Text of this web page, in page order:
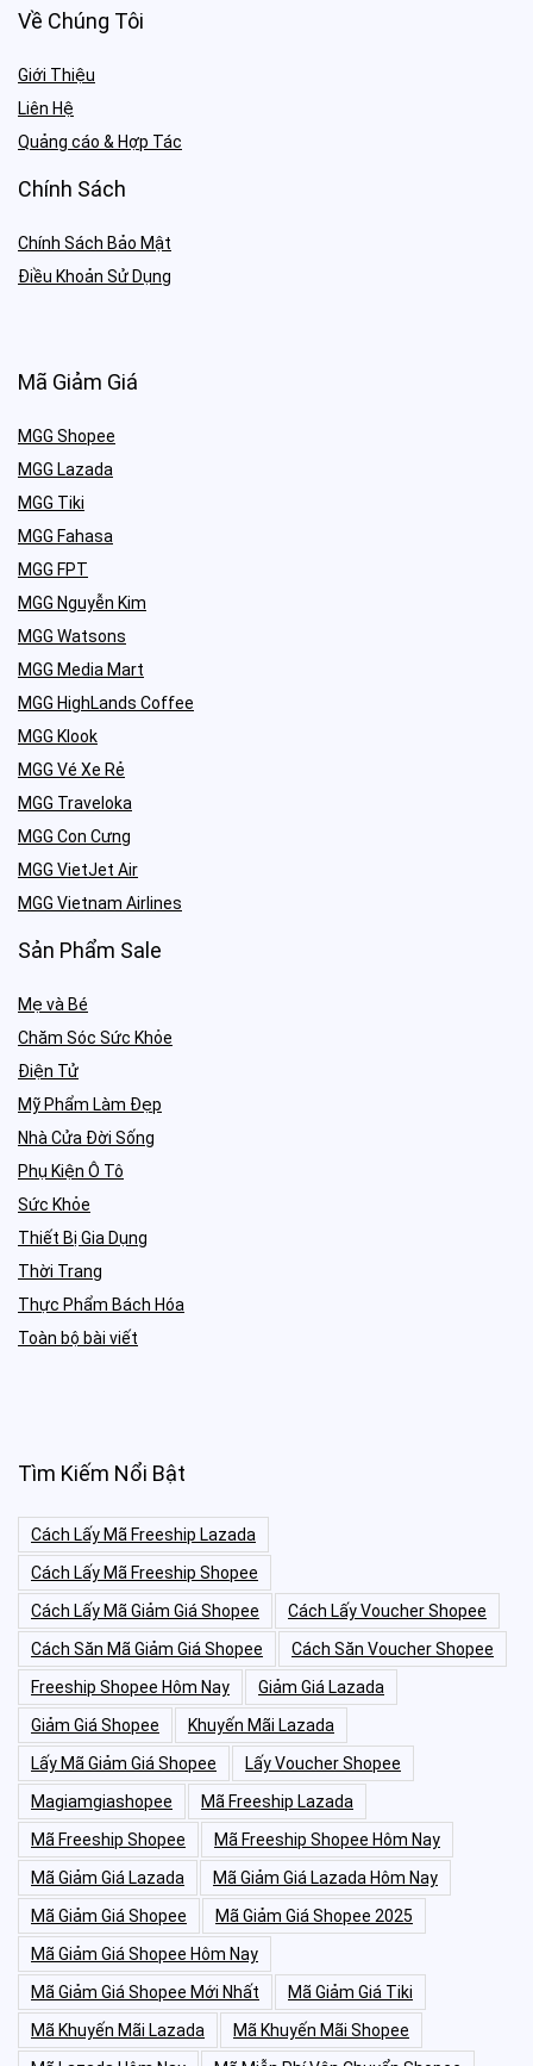
Về Chúng Tôi
Giới Thiệu
Liên Hệ
Quảng cáo & Hợp Tác
Chính Sách
Chính Sách Bảo Mật
Điều Khoản Sử Dụng
Mã Giảm Giá
MGG Shopee
MGG Lazada
MGG Tiki
MGG Fahasa
MGG FPT
MGG Nguyễn Kim
MGG Watsons
MGG Media Mart
MGG HighLands Coffee
MGG Klook
MGG Vé Xe Rẻ
MGG Traveloka
MGG Con Cưng
MGG VietJet Air
MGG Vietnam Airlines
Sản Phẩm Sale
Mẹ và Bé
Chăm Sóc Sức Khỏe
Điện Tử
Mỹ Phẩm Làm Đẹp
Nhà Cửa Đời Sống
Phụ Kiện Ô Tô
Sức Khỏe
Thiết Bị Gia Dụng
Thời Trang
Thực Phẩm Bách Hóa
Toàn bộ bài viết
Tìm Kiếm Nổi Bật
Cách Lấy Mã Freeship Lazada
Cách Lấy Mã Freeship Shopee
Cách Lấy Mã Giảm Giá Shopee
Cách Lấy Voucher Shopee
Cách Săn Mã Giảm Giá Shopee
Cách Săn Voucher Shopee
Freeship Shopee Hôm Nay
Giảm Giá Lazada
Giảm Giá Shopee
Khuyến Mãi Lazada
Lấy Mã Giảm Giá Shopee
Lấy Voucher Shopee
Magiamgiashopee
Mã Freeship Lazada
Mã Freeship Shopee
Mã Freeship Shopee Hôm Nay
Mã Giảm Giá Lazada
Mã Giảm Giá Lazada Hôm Nay
Mã Giảm Giá Shopee
Mã Giảm Giá Shopee 2025
Mã Giảm Giá Shopee Hôm Nay
Mã Giảm Giá Shopee Mới Nhất
Mã Giảm Giá Tiki
Mã Khuyến Mãi Lazada
Mã Khuyến Mãi Shopee